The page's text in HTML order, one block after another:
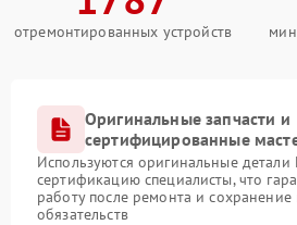
отремонтированных устройств
Оригинальные запчасти и
сертифицированные
Используются оригинальные
сертификацию специалисты, что
работу после ремонта и сохранение
обязательств